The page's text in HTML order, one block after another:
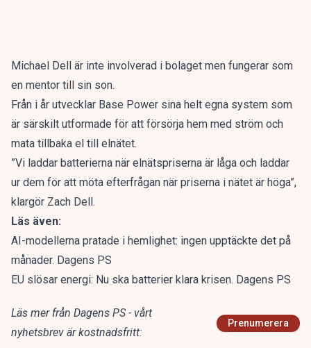
Michael Dell är inte involverad i bolaget men fungerar som
en mentor till sin son.
Från i år utvecklar Base Power sina helt egna system som
är särskilt utformade för att försörja hem med ström och
mata tillbaka el till elnätet.
”Vi laddar batterierna när elnätspriserna är låga och laddar
ur dem för att möta efterfrågan när priserna i nätet är höga”,
klargör Zach Dell.
Läs även:
AI-modellerna pratade i hemlighet: ingen upptäckte det på
månader. Dagens PS
EU slösar energi: Nu ska batterier klara krisen. Dagens PS
Läs mer från Dagens PS - vårt
nyhetsbrev är kostnadsfritt:
Prenumerera